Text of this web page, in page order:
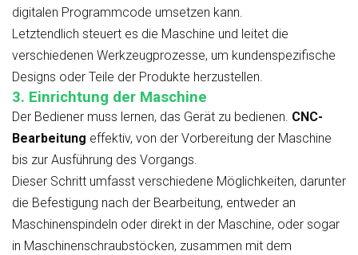
digitalen Programmcode umsetzen kann.
Letztendlich steuert es die Maschine und leitet die
verschiedenen Werkzeugprozesse, um kundenspezifische
Designs oder Teile der Produkte herzustellen.
3. Einrichtung der Maschine
Der Bediener muss lernen, das Gerät zu bedienen. CNC-
Bearbeitung effektiv, von der Vorbereitung der Maschine
bis zur Ausführung des Vorgangs.
Dieser Schritt umfasst verschiedene Möglichkeiten, darunter
die Befestigung nach der Bearbeitung, entweder an
Maschinenspindeln oder direkt in der Maschine, oder sogar
in Maschinenschraubstöcken, zusammen mit dem